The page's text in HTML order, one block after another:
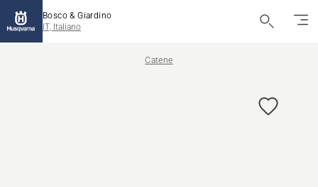
Bosco & Giardino
IT, Italiano
Catene